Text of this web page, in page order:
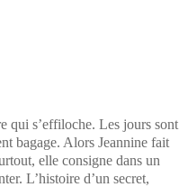
qui s’effiloche. Les jours sont
bagage. Alors Jeannine fait
elle consigne dans un
L’histoire d’un secret,